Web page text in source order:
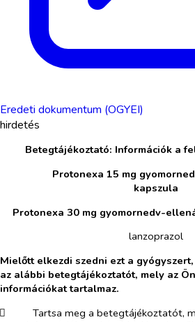
Eredeti dokumentum (OGYEI)
hirdetés
Betegtájékoztató: Információk a
Protonexa 15 mg
kapszula
Protonexa 30 mg gyomornedv-
lanzoprazol
Mielőtt elkezdi szedni ezt a
az alábbi betegtájékoztatót, mely az
információkat tartalmaz.
​
Tartsa meg a betegtájékoztatót,